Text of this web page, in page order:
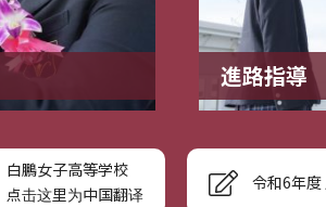
進路指導
白鵬女子高等学校
点击这里为中国翻译
令和6年度